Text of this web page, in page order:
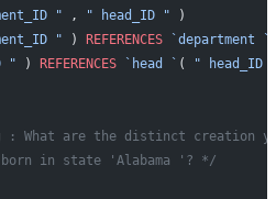
" , " head_ID " )
" ) REFERENCES `department `
" ) REFERENCES `head ` (
" head_ID
: What are the distinct creation
born in state 'Alabama '? */